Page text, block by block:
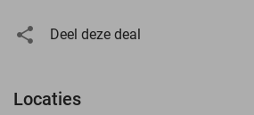
Deel deze deal
Locaties